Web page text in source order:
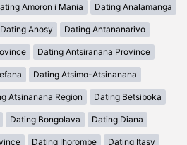
Amoron i Mania Dating Analamanga
Dating Anosy Dating Antananarivo
Dating Antsiranana Province
Dating Atsimo-Atsinanana
Atsinanana Region Dating Betsiboka
Dating Bongolava Dating Diana
Dating Ihorombe Dating Itasy